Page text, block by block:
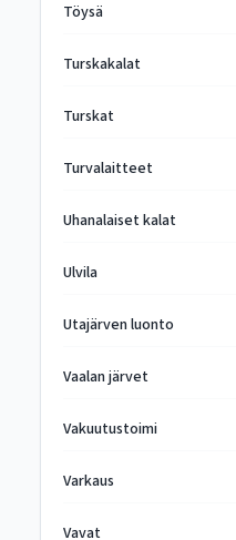
Töysä
Turskakalat
Turskat
Turvalaitteet
Uhanalaiset kalat
Ulvila
Utajärven luonto
Vaalan järvet
Vakuutustoimi
Varkaus
Vavat